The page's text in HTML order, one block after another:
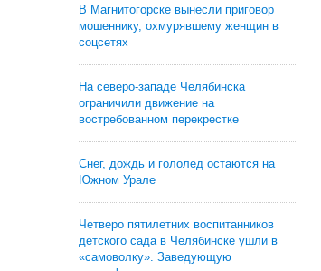
В Магнитогорске вынесли приговор
мошеннику, охмурявшему женщин в
соцсетях
На северо-западе Челябинска
ограничили движение на
востребованном перекрестке
Снег, дождь и гололед остаются на
Южном Урале
Четверо пятилетних воспитанников
детского сада в Челябинске ушли в
«самоволку». Заведующую